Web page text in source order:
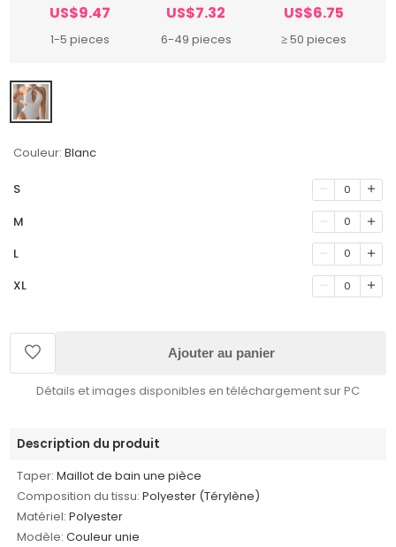
US$9.47
1-5 pieces
US$7.32
6-49 pieces
US$6.75
≥ 50 pieces
Couleur: Blanc
S 0
M 0
L 0
XL 0
Ajouter au panier
Détails et images disponibles en téléchargement sur PC
Description du produit
Taper: Maillot de bain une pièce
Composition du tissu: Polyester (Térylène)
Matériel: Polyester
Modèle: Couleur unie